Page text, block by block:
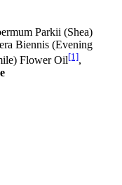
Parkii (Shea)
Biennis (Evening
Flower Oil[1],